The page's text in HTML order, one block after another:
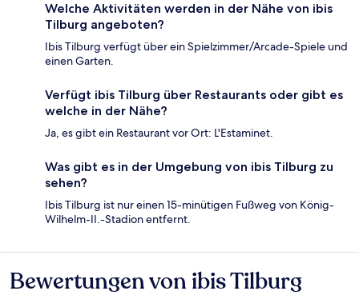
Welche Aktivitäten werden in der Nähe von ibis
Tilburg angeboten?
Ibis Tilburg verfügt über ein Spielzimmer/Arcade-Spiele und
einen Garten.
Verfügt ibis Tilburg über Restaurants oder gibt es
welche in der Nähe?
Ja, es gibt ein Restaurant vor Ort: L'Estaminet.
Was gibt es in der Umgebung von ibis Tilburg zu
sehen?
Ibis Tilburg ist nur einen 15-minütigen Fußweg von König-
Wilhelm-II.-Stadion entfernt.
Bewertungen
Bewertungen von ibis Tilburg